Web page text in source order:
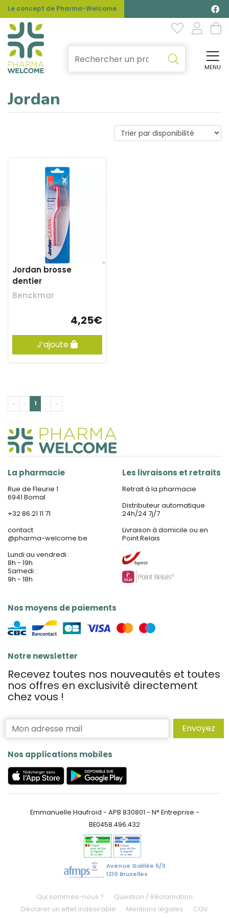
Le concept de Pharma-Welcome
MENU
Jordan
Jordan brosse
dentier
Benckmar
4,25€
J’ajoute
« ‹ 1 › »
La pharmacie
Rue de Fleurie 1
6941 Bomal
+32 86 21 11 71
contact
@pharma-welcome.be
Lundi au vendredi :
8h - 19h
Samedi :
9h - 18h
Nos moyens de paiements
Les livraisons et retraits
Retrait à la pharmacie
Distributeur automatique
24h/24 7j/7
Livraison à domicile ou en
Point Relais
Notre newsletter
Recevez toutes nos nouveautés et toutes
nos offres en exclusivité directement
chez vous !
Envoyez
Nos applications mobiles
Emmanuelle Haufroid - APB 830801 - N° Entreprise -
BE0458.496.432
Avenue Galilée 5/3
1210 Bruxelles
Qui sommes-nous ?
Question / Réclamation
Déclarer un effet indésirable
Mentions légales
CGV